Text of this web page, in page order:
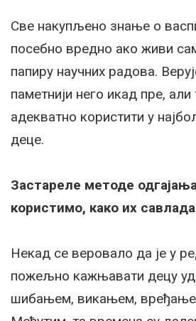
Све накупљено знање о
посебно вредно ако живи
папиру научних радова.
паметнији него икад пре,
адекватно користити у
деце.
Застареле методе
користимо, како их
Некад се веровало да је у
пожељно кажњавати децу
шибањем, викањем,